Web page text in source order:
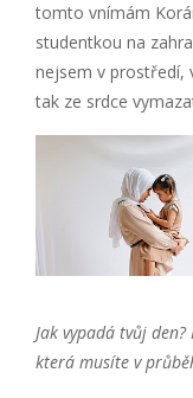
tomto vnímám
studentkou na
nejsem v prostředí,
tak ze srdce
Jak vypadá tvůj
která musíte v